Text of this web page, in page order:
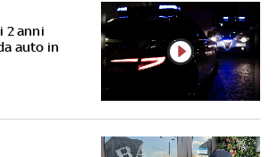
2 anni
auto in